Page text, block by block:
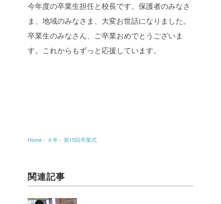
今年度の卒業生担任と校長です。保護者のみなさ
ま、地域のみなさま、大変お世話になりました。
卒業生のみなさん、ご卒業おめでとうございま
す。これからもずっと応援しています。
Home › ６年 › 第15回卒業式
関連記事